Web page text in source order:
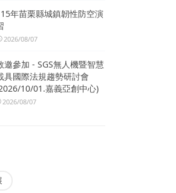
年苗栗縣城鎮韌性防空演
2026/08/07
邀參加 - SGS無人機暨智慧
具國際法規趨勢研討會
10/01.嘉義亞創中心)
2026/08/07